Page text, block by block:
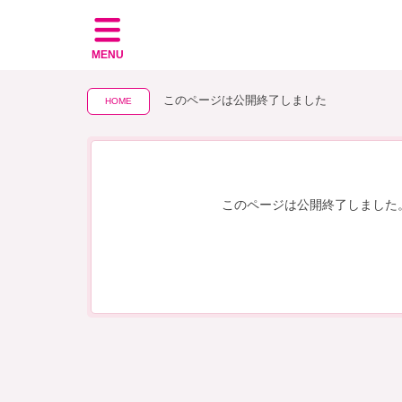
MENU
HOME このページは公開終了しました
このページは公開終了しました